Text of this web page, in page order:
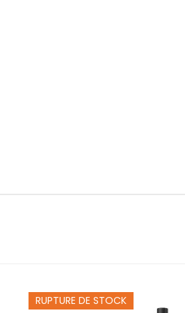
RUPTURE DE STOCK